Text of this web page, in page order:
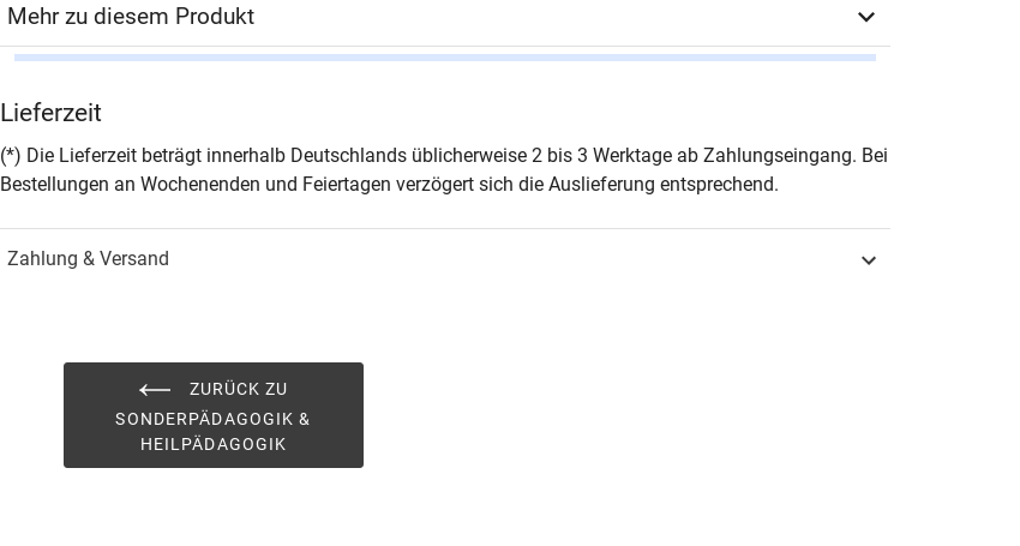
Mehr zu diesem Produkt
Seiten 514
Hamburg 2026
ISBN
Lieferzeit
(*) Die Lieferzeit beträgt innerhalb Deutschlands üblicherweise 2 bis 3 Werktage ab Zahlungseingang. Bei
Bestellungen an Wochenenden und Feiertagen verzögert sich die Auslieferung entsprechend.
Zahlung & Versand
ZURÜCK ZU
SONDERPÄDAGOGIK &
HEILPÄDAGOGIK